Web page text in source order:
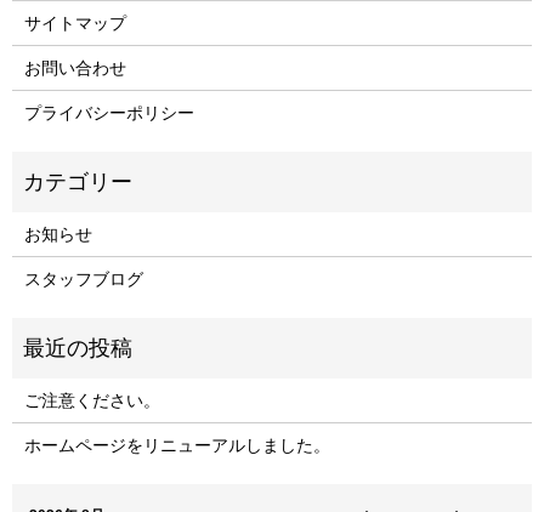
サイトマップ
お問い合わせ
プライバシーポリシー
お知らせ
スタッフブログ
ご注意ください。
ホームページをリニューアルしました。